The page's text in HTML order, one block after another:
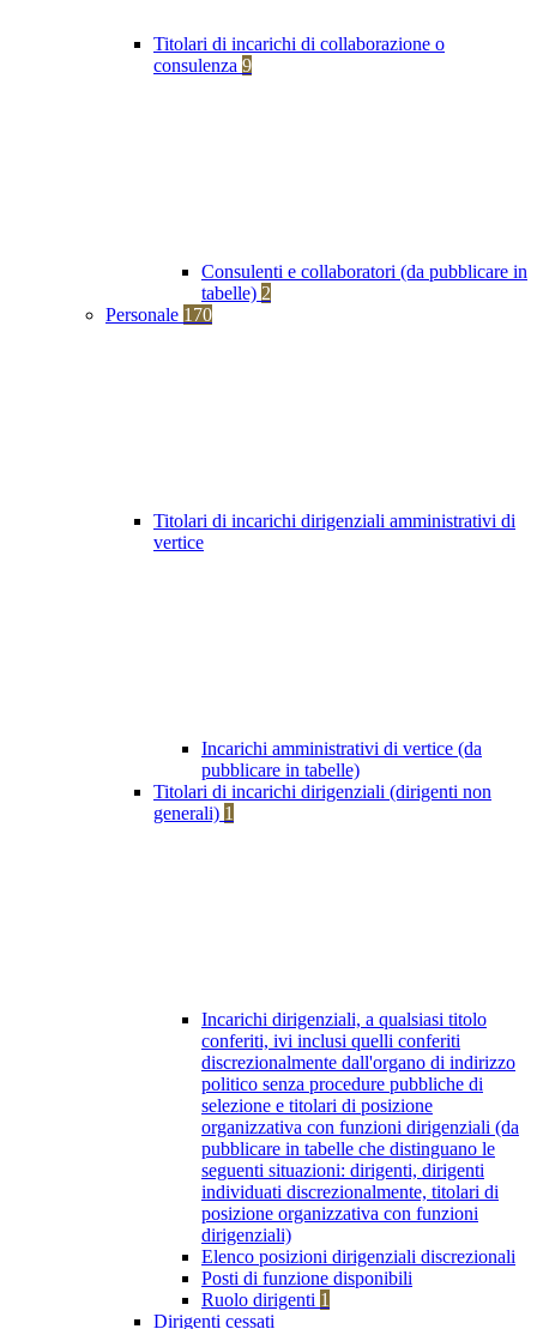
Titolari di incarichi di collaborazione o
consulenza 9
Consulenti e collaboratori (da pubblicare in
tabelle) 2
Personale 170
Titolari di incarichi dirigenziali amministrativi di
vertice
Incarichi amministrativi di vertice (da
pubblicare in tabelle)
Titolari di incarichi dirigenziali (dirigenti non
generali) 1
Incarichi dirigenziali, a qualsiasi titolo
conferiti, ivi inclusi quelli conferiti
discrezionalmente dall'organo di indirizzo
politico senza procedure pubbliche di
selezione e titolari di posizione
organizzativa con funzioni dirigenziali (da
pubblicare in tabelle che distinguano le
seguenti situazioni: dirigenti, dirigenti
individuati discrezionalmente, titolari di
posizione organizzativa con funzioni
dirigenziali)
Elenco posizioni dirigenziali discrezionali
Posti di funzione disponibili
Ruolo dirigenti 1
Dirigenti cessati